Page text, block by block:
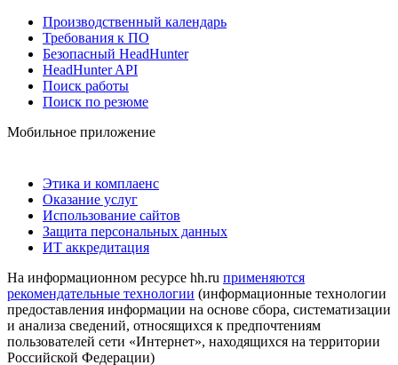
Производственный календарь
Требования к ПО
Безопасный HeadHunter
HeadHunter API
Поиск работы
Поиск по резюме
Мобильное приложение
Этика и комплаенс
Оказание услуг
Использование сайтов
Защита персональных данных
ИТ аккредитация
На информационном ресурсе hh.ru применяются
рекомендательные технологии (информационные технологии
предоставления информации на основе сбора, систематизации
и анализа сведений, относящихся к предпочтениям
пользователей сети «Интернет», находящихся на территории
Российской Федерации)